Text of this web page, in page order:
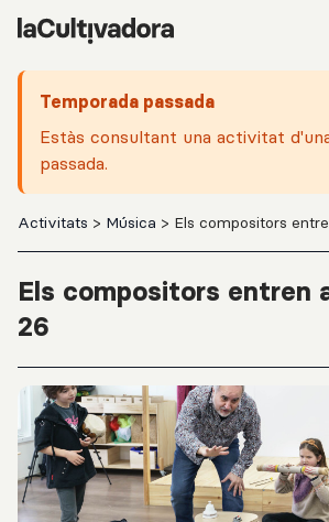
Salta al contingut principal
Temporada passada
Estàs consultant una activitat
passada.
Activitats > Música > Els compositors
Els compositors entren
26